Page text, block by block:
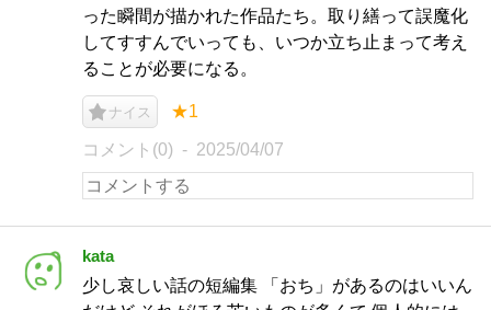
った瞬間が描かれた作品たち。取り繕って誤魔化
してすすんでいっても、いつか立ち止まって考え
ることが必要になる。
ナイス ★1
コメント(0) 2025/04/07
kata
少し哀しい話の短編集 「おち」があるのはいいん